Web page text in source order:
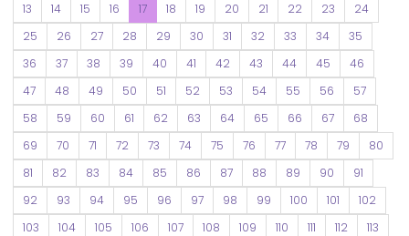
13
14 15 16 17 18 19 20 21 22 23
24
25
26 27 28 29 30 31 32 33 34
35
36
37 38 39 40 41 42 43 44 45
46
47
48 49 50 51 52 53 54 55 56
57
58
59 60 61 62 63 64 65 66 67
68
69
70 71 72 73 74 75 76 77 78 79
80
81
82 83 84 85 86 87 88 89 90
91
92
93 94 95 96 97 98 99 100 101
102
103
104 105 106 107 108 109 110 111 112
113